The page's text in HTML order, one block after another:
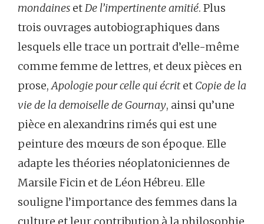
mondaines etDe l’impertinente amitié. Plus
trois ouvrages autobiographiques dans
lesquels elle trace un portrait d’elle-même
comme femme de lettres, et deux pièces en
prose,Apologie pour celle qui écrit et Copie de la
vie de la demoiselle de Gournay, ainsi qu’une
pièce en alexandrins rimés qui est une
peinture des mœurs de son époque. Elle
adapte les théories néoplatoniciennes de
Marsile Ficin et de Léon Hébreu. Elle
souligne l’importance des femmes dans la
culture et leur contribution à la philosophie